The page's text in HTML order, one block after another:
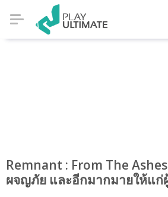
Remnant : From The
ผจญภัย และอีกมากมายให้แก่